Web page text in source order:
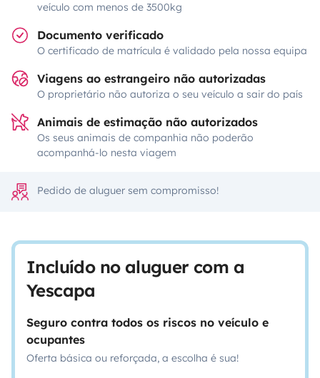
veículo com menos de 3500kg
Documento verificado
O certificado de matrícula é validado pela nossa equipa
Viagens ao estrangeiro não autorizadas
O proprietário não autoriza o seu veículo a sair do país
Animais de estimação não autorizados
Os seus animais de companhia não poderão
acompanhá-lo nesta viagem
Pedido de aluguer sem compromisso!
Incluído no aluguer com a
Yescapa
Seguro contra todos os riscos no veículo e
ocupantes
Oferta básica ou reforçada, a escolha é sua!